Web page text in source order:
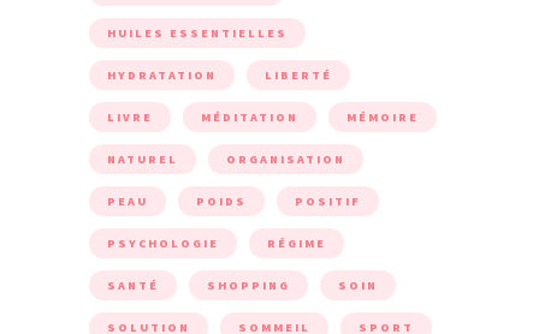
HUILES ESSENTIELLES
HYDRATATION LIBERTÉ
LIVRE MÉDITATION MÉMOIRE
NATUREL ORGANISATION
PEAU POIDS POSITIF
PSYCHOLOGIE RÉGIME
SANTÉ SHOPPING SOIN
SOLUTION SOMMEIL SPORT